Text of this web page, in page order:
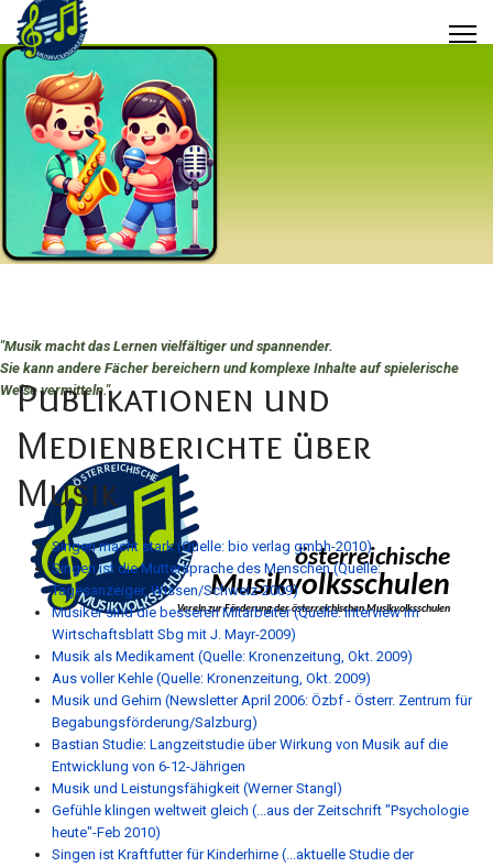
"Musik macht das Lernen vielfältiger und spannender.
Sie kann andere Fächer bereichern und komplexe Inhalte auf spielerische
Weise vermitteln."
Publikationen und
Medienberichte über
Musik
Singen macht stark (Quelle: bio verlag gmbh-2010)
Singen ist die Muttersprache des Menschen (Quelle:
Tagesanzeiger, Wissen/Schweiz-2009)
Musiker sind die besseren Mitarbeiter (Quelle: Interview im
Wirtschaftsblatt Sbg mit J. Mayr-2009)
Musik als Medikament (Quelle: Kronenzeitung, Okt. 2009)
Aus voller Kehle (Quelle: Kronenzeitung, Okt. 2009)
Musik und Gehirn (Newsletter April 2006: Özbf - Österr. Zentrum für
Begabungsförderung/Salzburg)
Bastian Studie: Langzeitstudie über Wirkung von Musik auf die
Entwicklung von 6-12-Jährigen
Musik und Leistungsfähigkeit (Werner Stangl)
Gefühle klingen weltweit gleich (...aus der Zeitschrift "Psychologie
heute"-Feb 2010)
Singen ist Kraftfutter für Kinderhirne (...aktuelle Studie der